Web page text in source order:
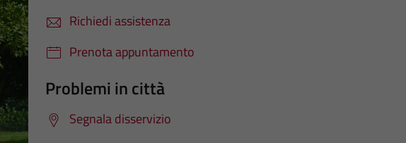
Richiedi assistenza
Prenota appuntamento
Problemi in città
Segnala disservizio